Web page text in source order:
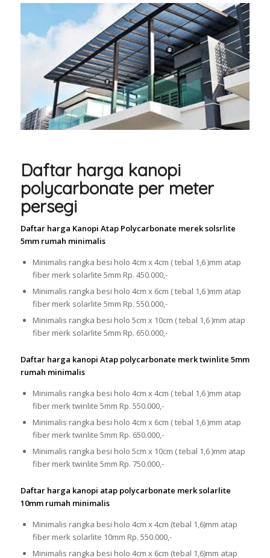
Daftar harga kanopi
polycarbonate per meter
persegi
Daftar harga Kanopi Atap Polycarbonate merek solsrlite
5mm rumah minimalis
Minimalis rangka besi holo 4cm x 4cm ( tebal 1,6 )mm atap
fiber merk solarlite 5mm Rp. 450.000,-
Minimalis rangka besi holo 4cm x 6cm ( tebal 1,6 )mm atap
fiber merk solarlite 5mm Rp. 550.000,-
Minimalis rangka besi holo 5cm x 10cm ( tebal 1,6 )mm atap
fiber merk solarlite 5mm Rp. 650.000,-
Daftar harga kanopi Atap polycarbonate merk twinlite 5mm
rumah minimalis
Minimalis rangka besi holo 4cm x 4cm ( tebal 1,6 )mm atap
fiber merk twinlite 5mm Rp. 550.000,-
Minimalis rangka besi holo 4cm x 6cm ( tebal 1,6 )mm atap
fiber merk twinlite 5mm Rp. 650.000,-
Minimalis rangka besi holo 5cm x 10cm ( tebal 1,6 )mm atap
fiber merk twinlite 5mm Rp. 750.000,-
Daftar harga kanopi atap polycarbonate merk solarlite
10mm rumah minimalis
Minimalis rangka besi holo 4cm x 4cm (tebal 1,6)mm atap
fiber merk solarlite 10mm Rp. 550.000,-
Minimalis rangka besi holo 4cm x 6cm (tebal 1,6)mm atap